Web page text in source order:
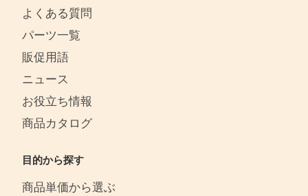
よくある質問
パーツ一覧
販促用語
ニュース
お役立ち情報
商品カタログ
目的から探す
商品単価から選ぶ